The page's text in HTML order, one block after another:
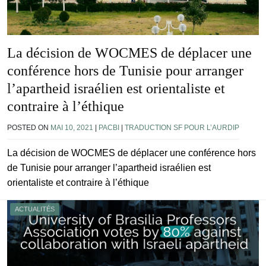
La décision de WOCMES de déplacer une
conférence hors de Tunisie pour arranger
l’apartheid israélien est orientaliste et
contraire à l’éthique
POSTED ON MAI 10, 2021 | PACBI | TRADUCTION SF POUR L’AURDIP
La décision de WOCMES de déplacer une conférence hors
de Tunisie pour arranger l’apartheid israélien est
orientaliste et contraire à l’éthique
ACTUALITÉS